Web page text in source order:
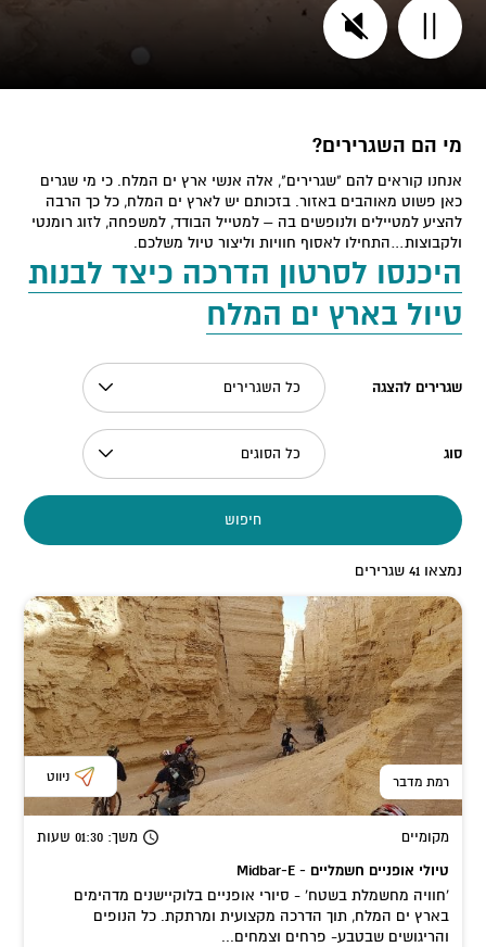
מי הם השגרירים?
אנחנו קוראים להם "שגרירים", אלה אנשי ארץ ים המלח. כי מי שגרים
כאן פשוט מאוהבים באזור. בזכותם יש לארץ ים המלח, כל כך הרבה
להציע למטיילים ולנופשים בה – למטייל הבודד, למשפחה, לזוג רומנטי
ולקבוצות…התחילו לאסוף חוויות וליצור טיול משלכם.
היכנסו לסרטון הדרכה כיצד לבנות
טיול בארץ ים המלח
שגרירים להצגה כל השגרירים
סוג כל הסוגים
חיפוש
נמצאו 41 שגרירים
רמת מדבר ניווט
מקומיים משך: 01:30 שעות
טיולי אופניים חשמליים - Midbar-E
'חוויה מחשמלת בשטח' - סיורי אופניים בלוקיישנים מדהימים
בארץ ים המלח, תוך הדרכה מקצועית ומרתקת. כל הנופים
והריגושים שבטבע- פרחים וצמחים...